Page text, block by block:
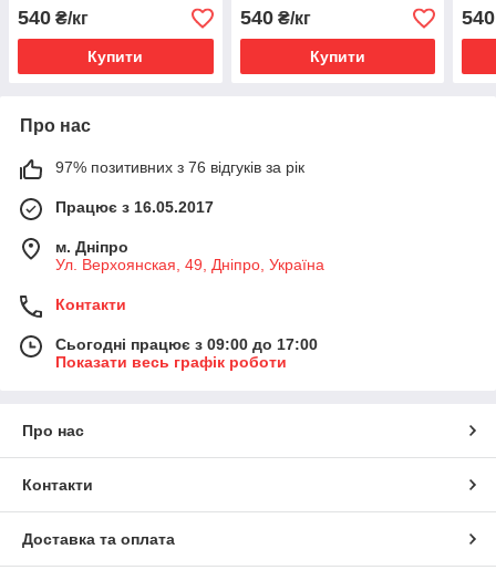
540 ₴/кг
Купити
540₴/кг
Купити
540
Про нас
97% позитивних з 76 відгуків за рік
Працює з 16.05.2017
м. Дніпро
Ул. Верхоянская, 49, Дніпро, Україна
Контакти
Сьогодні працює з 09:00 до 17:00
Показати весь графік роботи
Про нас
Контакти
Доставка та оплата